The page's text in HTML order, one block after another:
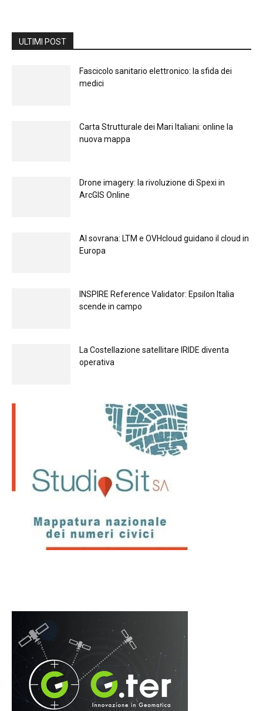
ULTIMI POST
Fascicolo sanitario elettronico: la sfida dei
medici
Carta Strutturale dei Mari Italiani: online la
nuova mappa
Drone imagery: la rivoluzione di Spexi in
ArcGIS Online
Al sovrana: LTM е OVHcloud guidano il cloud in
Europа
INSPIRE Reference Validator: Epsilon Italia
scende in campo
La Costellazione satellitare IRIDE diventa
operativa